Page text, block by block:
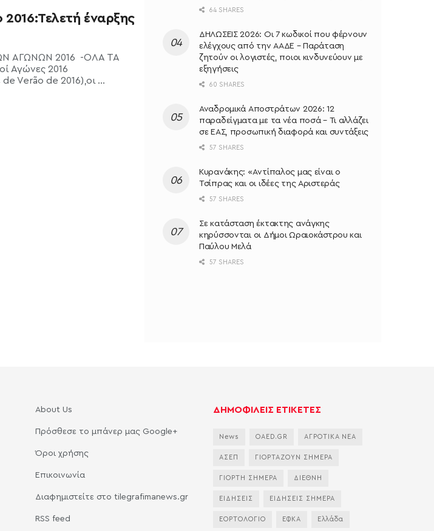
έναρξης
ΑΓΩΝΩΝ 2016 -ΟΛΑ ΤΑ
Αγώνες 2016
Verão de 2016),οι ...
64 SHARES
ΔΗΛΩΣΕΙΣ 2026: Οι 7 κωδικοί που φέρνουν
ελέγχους από την ΑΑΔΕ – Παράταση
ζητούν οι λογιστές, ποιοι κινδυνεύουν με
εξηγήσεις
60 SHARES
Αναδρομικά Αποστράτων 2026: 12
παραδείγματα με τα νέα ποσά – Τι αλλάζει
σε ΕΑΣ, προσωπική διαφορά και συντάξεις
57 SHARES
Κυρανάκης: «Aντίπαλος μας είναι ο
Τσίπρας και οι ιδέες της Αριστεράς
57 SHARES
Σε κατάσταση έκτακτης ανάγκης
κηρύσσονται οι Δήμοι Ωραιοκάστρου και
Παύλου Μελά
57 SHARES
About Us
Πρόσθεσε το μπάνερ μας Google+
Όροι χρήσης
Επικοινωνία
Διαφημιστείτε στο tilegrafimanews.gr
RSS feed
ΔΗΜΟΦΙΛΕΙΣ ΕΤΙΚΕΤΕΣ
News OAED.GR ΑΓΡΟΤΙΚΑ ΝΕΑ
ΑΣΕΠ ΓΙΟΡΤΑΖΟΥΝ ΣΗΜΕΡΑ
ΓΙΟΡΤΗ ΣΗΜΕΡΑ ΔΙΕΘΝΗ
ΕΙΔΗΣΕΙΣ ΕΙΔΗΣΕΙΣ ΣΗΜΕΡΑ
ΕΟΡΤΟΛΟΓΙΟ ΕΦΚΑ Ελλάδα